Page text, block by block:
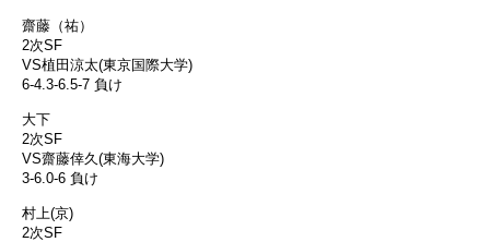
齋藤（祐）
2次SF
VS植田涼太(東京国際大学)
6-4.3-6.5-7 負け
大下
2次SF
VS齋藤倖久(東海大学)
3-6.0-6 負け
村上(京)
2次SF